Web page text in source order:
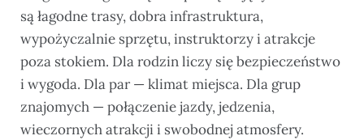
są łagodne trasy, dobra infrastruktura,
wypożyczalnie sprzętu, instruktorzy i atrakcje
poza stokiem. Dla rodzin liczy się bezpieczeństwo
i wygoda. Dla par — klimat miejsca. Dla grup
znajomych — połączenie jazdy, jedzenia,
wieczornych atrakcji i swobodnej atmosfery.